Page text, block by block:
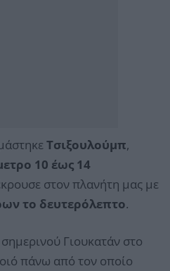
Τσιξουλούμπ,
10 έως 14
στον πλανήτη μας με
το δευτερόλεπτο.
Γιουκατάν στο
πάνω από τον οποίο